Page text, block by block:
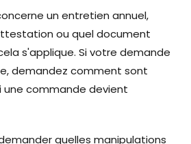
un entretien annuel,
ou quel document
s'applique. Si votre demande
demandez comment sont
une commande devient
quelles manipulations